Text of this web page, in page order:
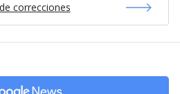
correcciones